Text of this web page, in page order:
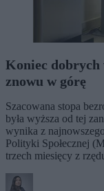
Koniec dobrych
znowu w górę
Szacowana stopa
była wyższa od tej
wynika z
Polityki Społecznej
trzech miesięcy z